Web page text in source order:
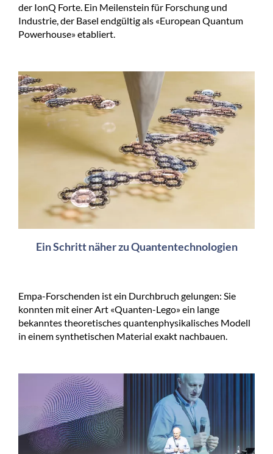
der IonQ Forte. Ein Meilenstein für Forschung und
Industrie, der Basel endgültig als «European Quantum
Powerhouse» etabliert.
Ein Schritt näher zu Quantentechnologien
Empa-Forschenden ist ein Durchbruch gelungen: Sie
konnten mit einer Art «Quanten-Lego» ein lange
bekanntes theoretisches quantenphysikalisches Modell
in einem synthetischen Material exakt nachbauen.